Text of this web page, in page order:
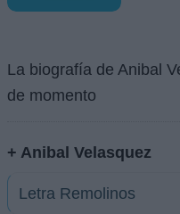
La biografía de Anibal
de momento
+ Anibal Velasquez
Letra Remolinos